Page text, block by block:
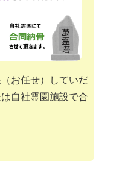
お任せ）していだ
自社霊園施設で合